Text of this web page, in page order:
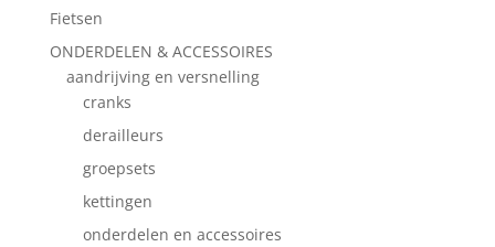
Fietsen
ONDERDELEN & ACCESSOIRES
aandrijving en versnelling
cranks
derailleurs
groepsets
kettingen
onderdelen en accessoires